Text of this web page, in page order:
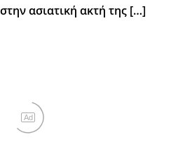
ασιατική ακτή της […]
Ad